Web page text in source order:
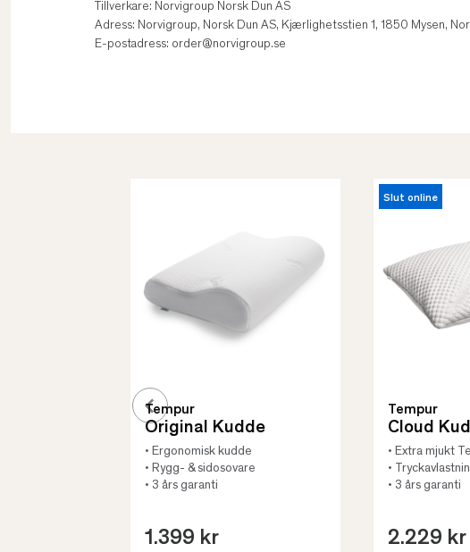
Tillverkare: Norvigroup Norsk Dun AS
Adress: Norvigroup, Norsk Dun AS, Kjærlighetsstien 1, 1850 Mysen,
E-postadress: order@norvigroup.se
Tempur
Original Kudde
• Ergonomisk kudde
• Rygg- & sidosovare
• 3 års garanti
1.399 kr
Slut online
Tempur
Cloud
• Extra mjukt
•
• 3 års garanti
2.229 kr